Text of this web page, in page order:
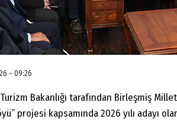
- 09:26
Bakanlığı tarafından Birleşmiş
projesi kapsamında 2026 yılı adayı